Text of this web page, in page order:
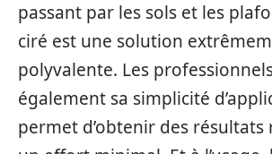
passant par les sols et les
ciré est une solution
polyvalente. Les
également sa simplicité
permet d’obtenir des